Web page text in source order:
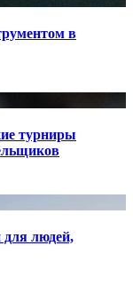
в
турниры
людей,